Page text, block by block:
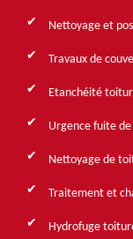
Nettoyage et
Travaux de
Etanchéité
Urgence fuite
Nettoyage de
Traitement et
Hydrofuge